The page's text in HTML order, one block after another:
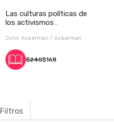
Las culturas políticas de
los activismos
John Ackerman / Ackerman
$240$168
Filtros